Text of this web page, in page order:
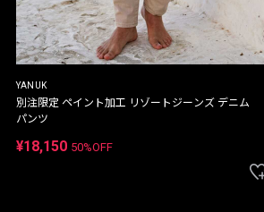
YANUK
別注限定 ペイント加工 リゾートジーンズ デニム
パンツ
¥18,150 50%OFF